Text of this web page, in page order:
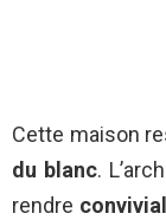
Cette maison
du blanc.
rendre